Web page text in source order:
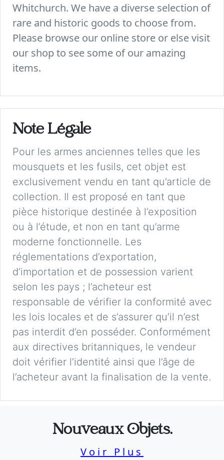
Whitchurch. We have a diverse selection of
rare and historic goods to choose from.
Please browse our online store or else visit
our shop to see some of our amazing
items.
Note Légale
Pour les armes anciennes telles que les
mousquets et les fusils, cet objet est
exclusivement vendu en tant qu’article de
collection. Il est proposé en tant que
pièce historique destinée à l’exposition
ou à l’étude, et non en tant qu’arme
moderne fonctionnelle. Les
réglementations d’exportation,
d’importation et de possession varient
selon les pays ; l’acheteur est
responsable de vérifier la conformité avec
les lois locales et de s’assurer qu’il n’est
pas interdit d’en posséder. Conformément
aux directives britanniques, le vendeur
doit vérifier l’identité ainsi que l’âge de
l’acheteur avant la finalisation de la vente.
Nouveaux Objets.
Voir Plus